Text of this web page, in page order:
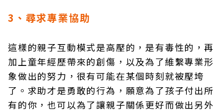
3 、尋求專業協助
這樣的親子互動模式是高壓的，是有毒性的，再
加上童年經歷帶來的創傷，以及為了維繫專業形
象做出的努力，很有可能在某個時刻就被壓垮
了。求助才是勇敢的行為，願意為了孩子付出所
有的你，也可以為了讓親子關係更好而做出另外